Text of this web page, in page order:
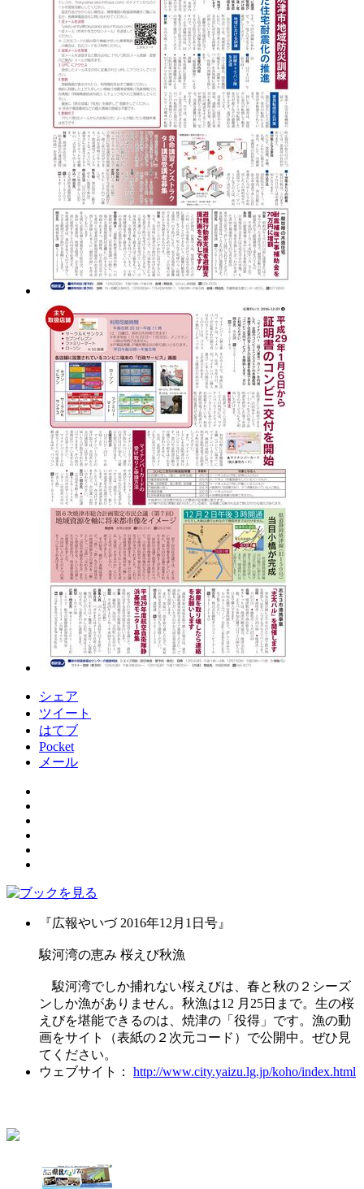
シェア
ツイート
はてブ
Pocket
メール
『広報やいづ 2016年12月1日号』
駿河湾の恵み 桜えび秋漁
駿河湾でしか捕れない桜えびは、春と秋の２シーズ
ンしか漁がありません。秋漁は12 月25日まで。生の桜
えびを堪能できるのは、焼津の「役得」です。漁の動
画をサイト（表紙の２次元コード）で公開中。ぜひ見
てください。
ウェブサイト： http://www.city.yaizu.lg.jp/koho/index.html